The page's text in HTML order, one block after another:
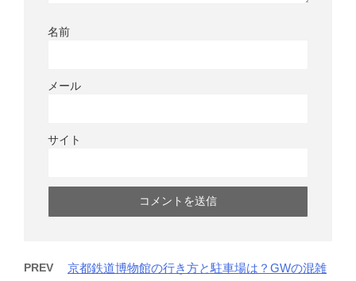
名前
メール
サイト
PREV
京都鉄道博物館の行き方と駐車場は？GWの混雑